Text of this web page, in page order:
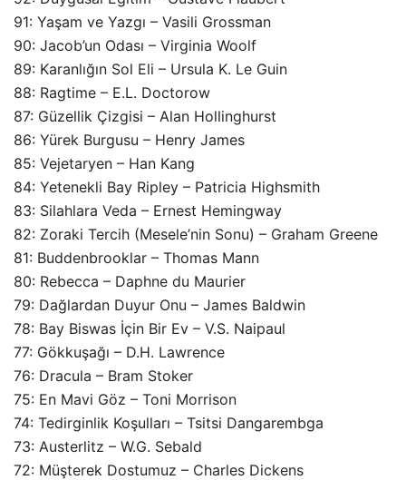
91: Yaşam ve Yazgı – Vasili Grossman
90: Jacob’un Odası – Virginia Woolf
89: Karanlığın Sol Eli – Ursula K. Le Guin
88: Ragtime – E.L. Doctorow
87: Güzellik Çizgisi – Alan Hollinghurst
86: Yürek Burgusu – Henry James
85: Vejetaryen – Han Kang
84: Yetenekli Bay Ripley – Patricia Highsmith
83: Silahlara Veda – Ernest Hemingway
82: Zoraki Tercih (Mesele’nin Sonu) – Graham Greene
81: Buddenbrooklar – Thomas Mann
80: Rebecca – Daphne du Maurier
79: Dağlardan Duyur Onu – James Baldwin
78: Bay Biswas İçin Bir Ev – V.S. Naipaul
77: Gökkuşağı – D.H. Lawrence
76: Dracula – Bram Stoker
75: En Mavi Göz – Toni Morrison
74: Tedirginlik Koşulları – Tsitsi Dangarembga
73: Austerlitz – W.G. Sebald
72: Müşterek Dostumuz – Charles Dickens